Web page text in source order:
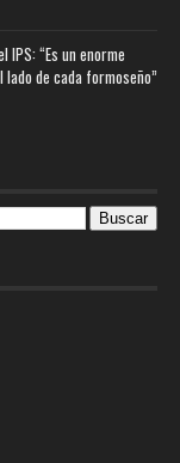
IPS: “Es un enorme
de cada formoseño”